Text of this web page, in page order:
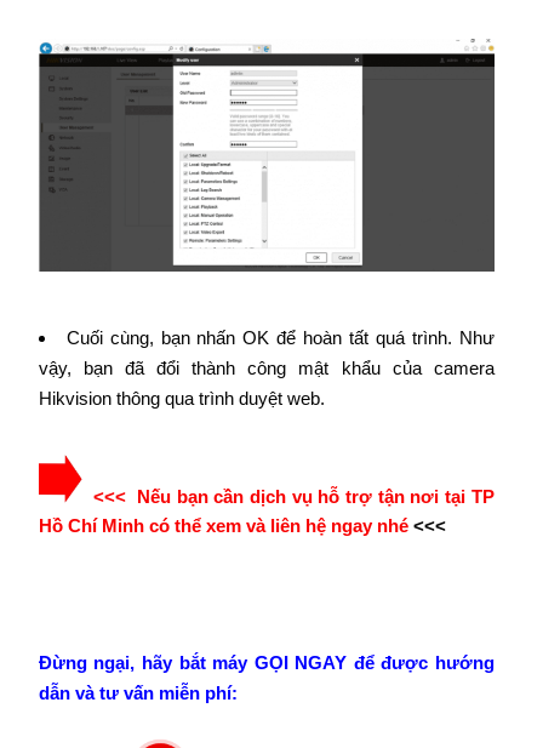
Cuối cùng, bạn nhấn OK để hoàn tất quá trình. Như
vậy, bạn đã đổi thành công mật khẩu của camera
Hikvision thông qua trình duyệt web.
<<< Nếu bạn cần dịch vụ hỗ trợ tận nơi tại TP
Hồ Chí Minh có thể xem và liên hệ ngay nhé<<<
Đừng ngại, hãy bắt máy GỌI NGAY để được hướng
dẫn và tư vấn miễn phí: